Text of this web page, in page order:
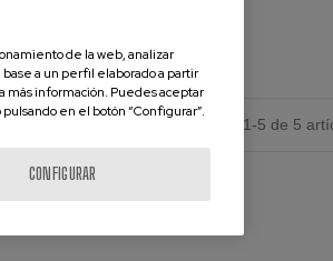
Mostrando 1-5 de 5
de la web, analizar
a un perfil elaborado a partir
más información. Puedes aceptar
en el botón “Configurar”.
CONFIGURAR